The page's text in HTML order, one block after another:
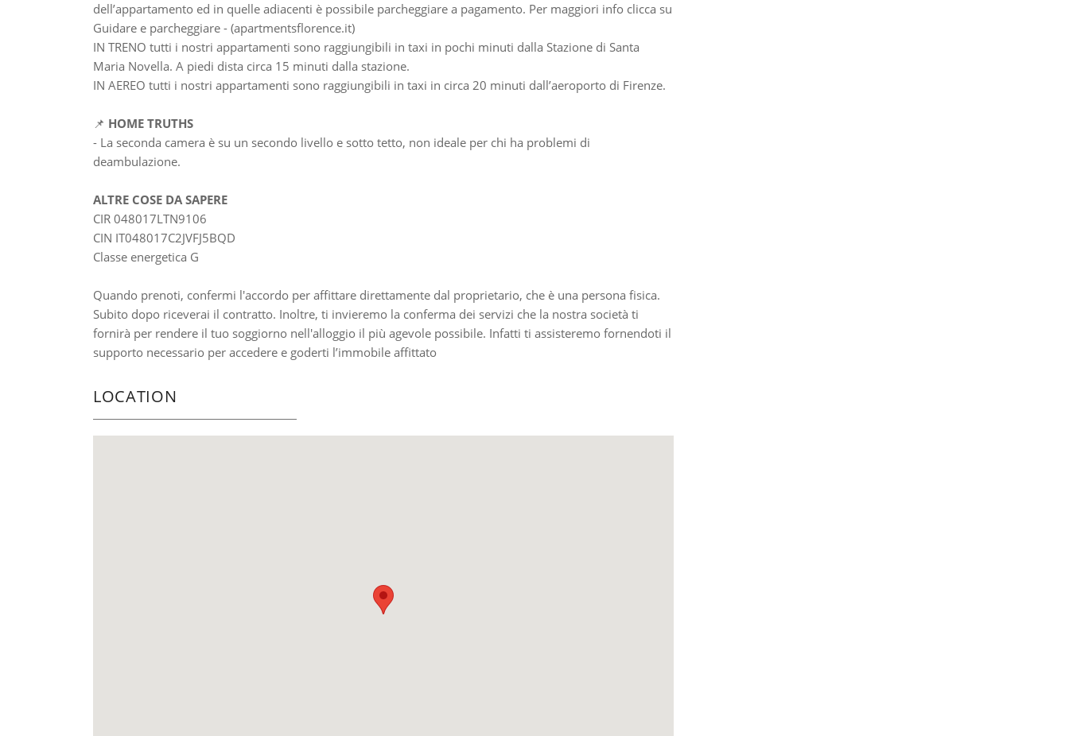
dell’appartamento ed in quelle adiacenti è possibile parcheggiare a pagamento. Per maggiori info clicca su
Guidare e parcheggiare - (apartmentsflorence.it)
IN TRENO tutti i nostri appartamenti sono raggiungibili in taxi in pochi minuti dalla Stazione di Santa
Maria Novella. A piedi dista circa 15 minuti dalla stazione.
IN AEREO tutti i nostri appartamenti sono raggiungibili in taxi in circa 20 minuti dall’aeroporto di Firenze.
📌 HOME TRUTHS
- La seconda camera è su un secondo livello e sotto tetto, non ideale per chi ha problemi di
deambulazione.
ALTRE COSE DA SAPERE
CIR 048017LTN9106
CIN IT048017C2JVFJ5BQD
Classe energetica G
Quando prenoti, confermi l'accordo per affittare direttamente dal proprietario, che è una persona fisica.
Subito dopo riceverai il contratto. Inoltre, ti invieremo la conferma dei servizi che la nostra società ti
fornirà per rendere il tuo soggiorno nell'alloggio il più agevole possibile. Infatti ti assisteremo fornendoti il
supporto necessario per accedere e goderti l’immobile affittato
LOCATION